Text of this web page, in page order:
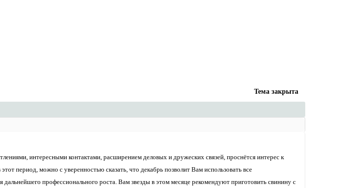
Тема закрыта
интересными контактами, расширением деловых и дружеских связей, проснётся интерес к
период, можно с уверенностью сказать, что декабрь позволит Вам использовать все
профессионального роста. Вам звезды в этом месяце рекомендуют приготовить свинину с